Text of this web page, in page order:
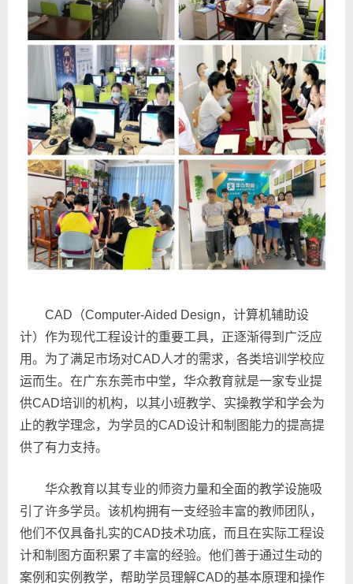
CAD（Computer-Aided Design，计算机辅助设
计）作为现代工程设计的重要工具，正逐渐得到广泛应
用。为了满足市场对CAD人才的需求，各类培训学校应
运而生。在广东东莞市中堂，华众教育就是一家专业提
供CAD培训的机构，以其小班教学、实操教学和学会为
止的教学理念，为学员的CAD设计和制图能力的提高提
供了有力支持。
华众教育以其专业的师资力量和全面的教学设施吸
引了许多学员。该机构拥有一支经验丰富的教师团队，
他们不仅具备扎实的CAD技术功底，而且在实际工程设
计和制图方面积累了丰富的经验。他们善于通过生动的
案例和实例教学，帮助学员理解CAD的基本原理和操作